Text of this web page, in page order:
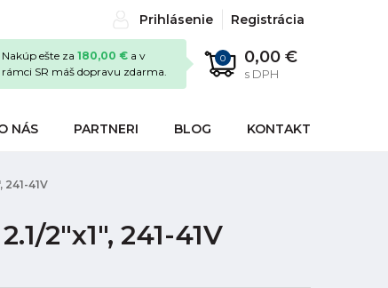
Prihlásenie Registrácia
0 0,00 €
s DPH
Nakúp ešte za 180,00 € a v
rámci SR máš dopravu zdarma.
NÁS PARTNERI BLOG KONTAKT
241-41V
2"x1", 241-41V